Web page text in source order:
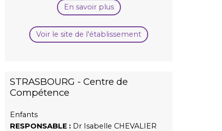
En savoir plus
Voir le site de l'établissement
STRASBOURG - Centre de
Compétence
Enfants
RESPONSABLE : Dr Isabelle CHEVALIER